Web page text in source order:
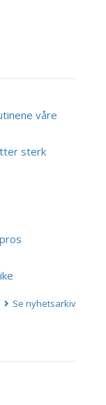
våre
sterk
Se nyhetsarkiv